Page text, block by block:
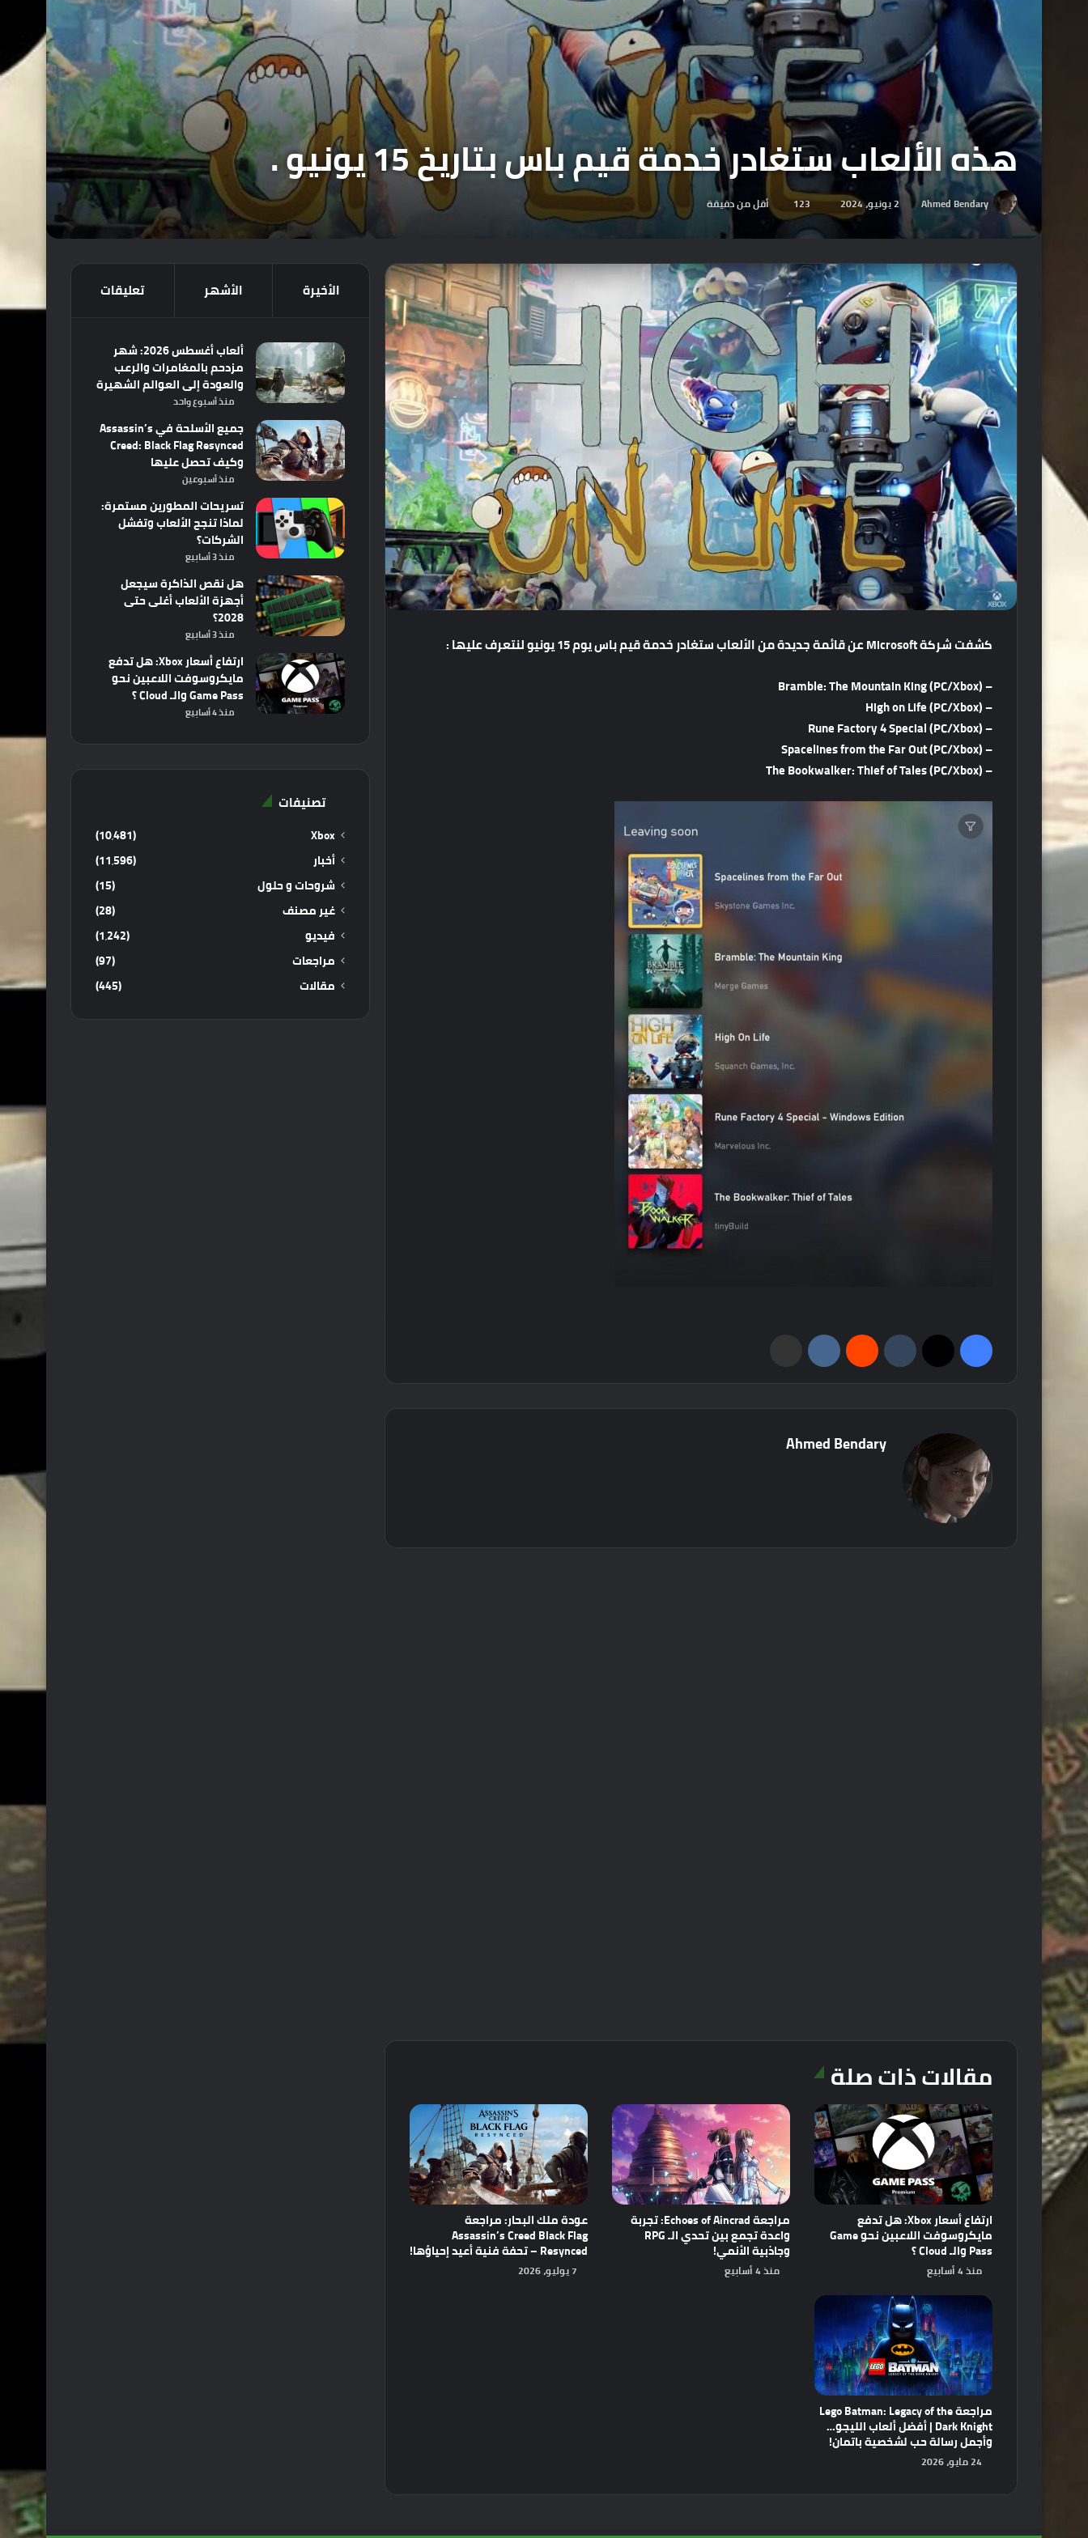
هذه الألعاب ستغادر خدمة قيم باس بتاريخ 15 يونيو .
Ahmed Bendary 2 يونيو، 2024 123 أقل من دقيقة
كشفتشركة عنقائمةجديدةمنالألعابستغادرخدمةقيمباسيوم يونيولنتعرفعليها:
– Bramble: The Mountain King (PC/Xbox)
– High on Life (PC/Xbox)
– Rune Factory 4 Special (PC/Xbox)
– Spacelines from the Far Out (PC/Xbox)
– The Bookwalker: Thief of Tales (PC/Xbox)
Ahmed Bendary
مقالات ذات صلة
ارتفاع أسعار Xbox: هل تدفع
مايكروسوفت اللاعبين نحو Game
Pass والـ Cloud ؟
منذ 4 أسابيع
مراجعة Echoes of Aincrad: تجربة
واعدة تجمع بين تحدي الـ RPG
وجاذبية الأنمي!
منذ 4 أسابيع
عودة ملك البحار: مراجعة
Assassin’s Creed Black Flag
Resynced – تحفة فنية أعيد إحياؤها!
7 يوليو، 2026
مراجعة Lego Batman: Legacy of the
Dark Knight | أفضل ألعاب الليجو…
وأجمل رسالة حب لشخصية باتمان!
24 مايو، 2026
الأخيرة الأشهر تعليقات
ألعاب أغسطس 2026: شهر
مزدحم بالمغامرات والرعب
والعودة إلى العوالم الشهيرة
منذ أسبوع واحد
جميع الأسلحة في Assassin’s
Creed: Black Flag Resynced
وكيف تحصل عليها
منذ أسبوعين
تسريحات المطورين مستمرة:
لماذا تنجح الألعاب وتفشل
الشركات؟
منذ 3 أسابيع
هل نقص الذاكرة سيجعل
أجهزة الألعاب أغلى حتى
2028؟
منذ 3 أسابيع
ارتفاع أسعار Xbox: هل تدفع
مايكروسوفت اللاعبين نحو
Game Pass والـ Cloud ؟
منذ 4 أسابيع
تصنيفات
Xbox
(10٬481)
أخبار
(11٬596)
شروحات و حلول
(15)
غير مصنف
(28)
فيديو
(1٬242)
مراجعات
(97)
مقالات
(445)